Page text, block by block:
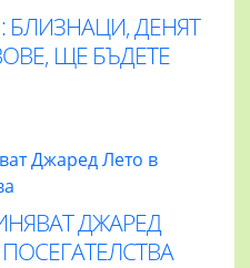
ДЕНЯТ
ЩЕ БЪДЕТЕ
ДЖАРЕД